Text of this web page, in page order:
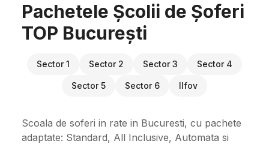
Pachetele Școlii de Șoferi
TOP București
Sector 1 Sector 2 Sector 3 Sector 4
Sector 5 Sector 6 Ilfov
Scoala de soferi in rate in Bucuresti, cu pachete
adaptate: Standard, All Inclusive, Automata si